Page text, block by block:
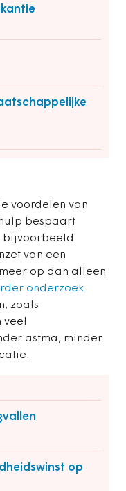
voordelen van
bespaart
bijvoorbeeld
van een
op dan alleen
onderzoek
zoals
astma, minder
op